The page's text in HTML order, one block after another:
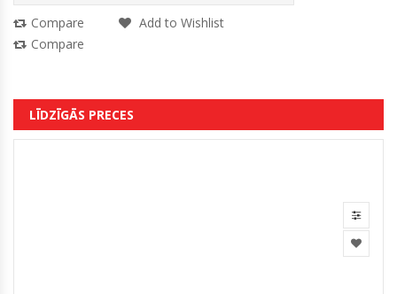
Compare
Add to Wishlist
Compare
LĪDZĪGĀS PRECES